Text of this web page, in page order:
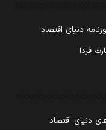
دنیای اقتصاد
فردا
دنیای اقتصاد